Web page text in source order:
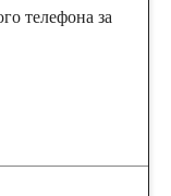
телефона за